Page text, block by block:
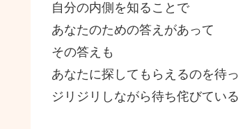
自分の内側を知ることで
あなたのための答えがあって
その答えも
あなたに探してもらえるのを待
ジリジリしながら待ち侘びてい